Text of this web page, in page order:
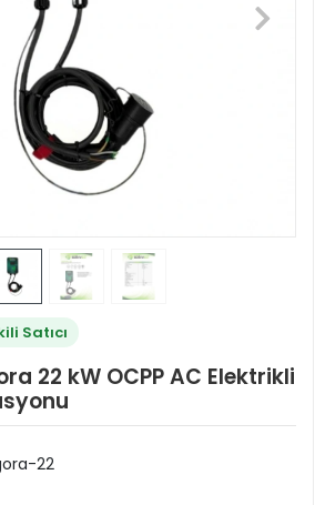
Satıcı
22 kW OCPP AC Elektrikli
22